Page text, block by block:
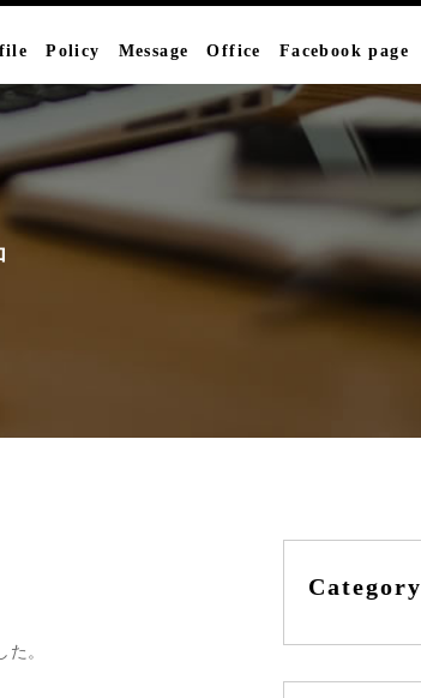
Policy Message Office Facebook page
。
Category